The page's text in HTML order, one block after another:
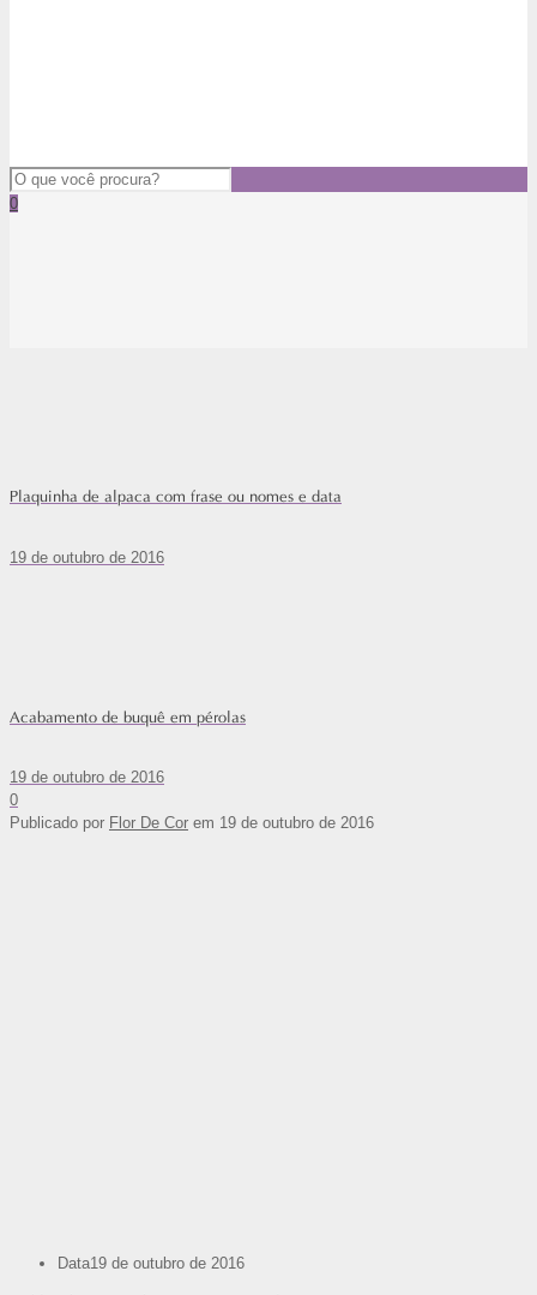
0
Plaquinha de alpaca com frase ou nomes e data
19 de outubro de 2016
Acabamento de buquê em pérolas
19 de outubro de 2016
0
Publicado por Flor De Cor em 19 de outubro de 2016
Data19 de outubro de 2016